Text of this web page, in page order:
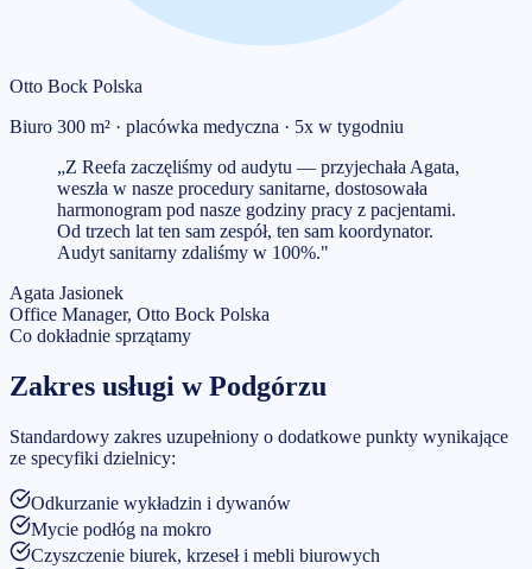
Otto Bock Polska
Biuro 300 m² · placówka medyczna · 5x w tygodniu
„Z Reefa zaczęliśmy od audytu — przyjechała Agata,
weszła w nasze procedury sanitarne, dostosowała
harmonogram pod nasze godziny pracy z pacjentami.
Od trzech lat ten sam zespół, ten sam koordynator.
Audyt sanitarny zdaliśmy w 100%."
Agata Jasionek
Office Manager, Otto Bock Polska
Co dokładnie sprzątamy
Zakres usługi wPodgórzu
Standardowy zakres uzupełniony o dodatkowe punkty wynikające
ze specyfiki dzielnicy:
Odkurzanie wykładzin i dywanów
Mycie podłóg na mokro
Czyszczenie biurek, krzeseł i mebli biurowych